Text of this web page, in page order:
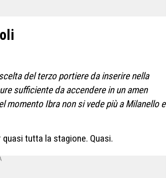
del terzo portiere da inserire nella
sufficiente da accendere in un amen
momento Ibra non si vede più a Milanello e
tutta la stagione. Quasi.